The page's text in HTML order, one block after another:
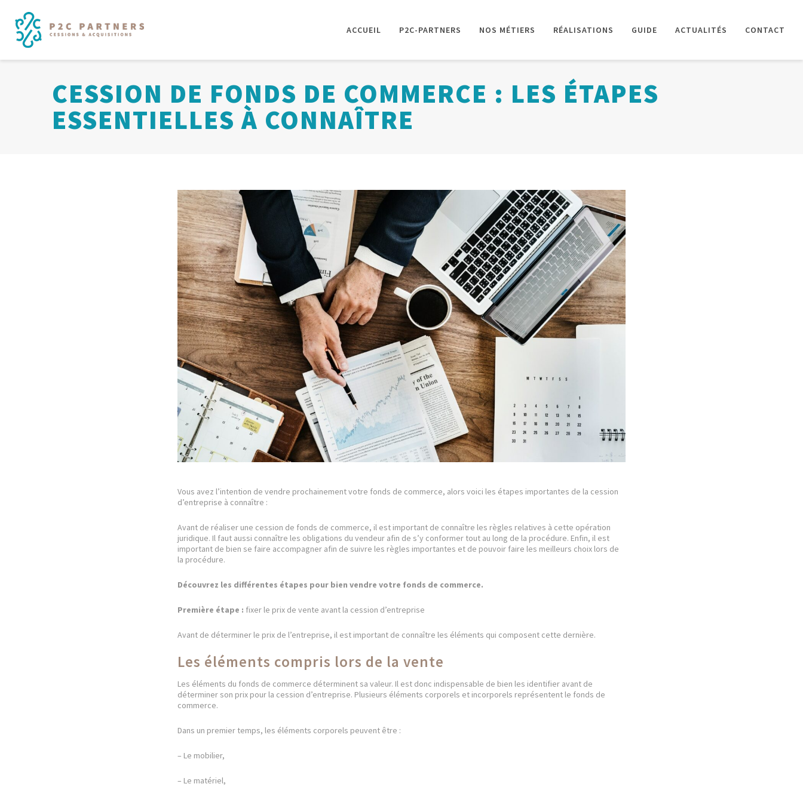
ACCUEIL P2C-PARTNERS NOS MÉTIERS RÉALISATIONS GUIDE ACTUALITÉS CONTACT
CESSION DE FONDS DE COMMERCE : LES ÉTAPES
ESSENTIELLES À CONNAÎTRE
Vous avez l’intention de vendre prochainement votre fonds de commerce, alors voici les étapes importantes de la cession
d’entreprise à connaître :
Avant de réaliser une cession de fonds de commerce, il est important de connaître les règles relatives à cette opération
juridique. Il faut aussi connaître les obligations du vendeur afin de s’y conformer tout au long de la procédure. Enfin, il est
important de bien se faire accompagner afin de suivre les règles importantes et de pouvoir faire les meilleurs choix lors de
la procédure.
Découvrez les différentes étapes pour bien vendre votre fonds de commerce.
Première étape : fixer le prix de vente avant la cession d’entreprise
Avant de déterminer le prix de l’entreprise, il est important de connaître les éléments qui composent cette dernière.
Les éléments compris lors de la vente
Les éléments du fonds de commerce déterminent sa valeur. Il est donc indispensable de bien les identifier avant de
déterminer son prix pour la cession d’entreprise. Plusieurs éléments corporels et incorporels représentent le fonds de
commerce.
Dans un premier temps, les éléments corporels peuvent être :
– Le mobilier,
– Le matériel,